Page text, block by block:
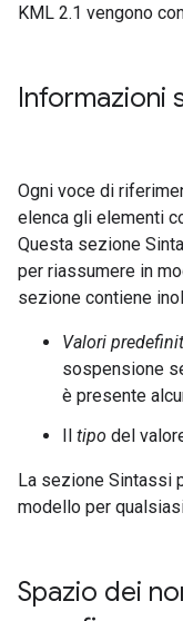
KML 2.1 vengono
Informazioni
Ogni voce di
elenca gli elementi
Questa sezione
per riassumere in
sezione contiene
Valori
sospensione
è presente
Il tipo del
La sezione Sintassi
modello per
Spazio dei